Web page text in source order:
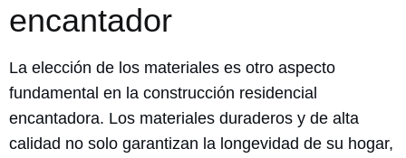
encantador
La elección de los materiales es otro aspecto
fundamental en la construcción residencial
encantadora. Los materiales duraderos y de alta
calidad no solo garantizan la longevidad de su hogar,